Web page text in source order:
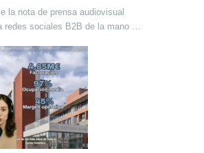
la nota de prensa audiovisual
redes sociales B2B de la mano de